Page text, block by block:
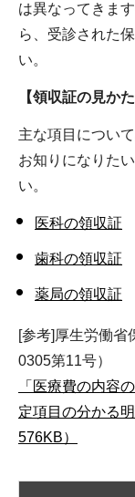
は異なってきま
ら、受診された
い。
【領収証の見かた
主な項目につい
お知りになりた
い。
医科の領収証
歯科の領収証
薬局の領収証
[参考]厚生労働省
0305第11号）
「医療費の内容
定項目の分かる
576KB）